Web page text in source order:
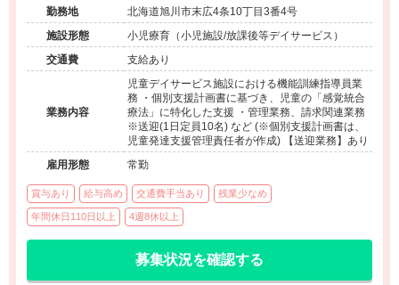
勤務地
北海道旭川市末広4条10丁目3番4号
施設形態
小児療育（小児施設/放課後等デイサービス）
交通費
支給あり
業務内容
児童デイサービス施設における機能訓練指導員業
務 ・個別支援計画書に基づき、児童の「感覚統合
療法」に特化した支援 ・管理業務、請求関連業務
※送迎(1日定員10名) など (※個別支援計画書は、
児童発達支援管理責任者が作成) 【送迎業務】あり
雇用形態
常勤
賞与あり 給与高め 交通費手当あり 残業少なめ
年間休日110日以上 4週8休以上
募集状況を確認する